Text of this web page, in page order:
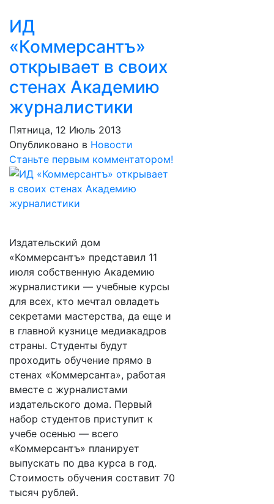
ИД
«Коммерсантъ»
открывает в своих
стенах Академию
журналистики
Пятница, 12 Июль 2013
Опубликовано в Новости
Станьте первым комментатором!
Издательский дом
«Коммерсантъ» представил 11
июля собственную Академию
журналистики — учебные курсы
для всех, кто мечтал овладеть
секретами мастерства, да еще и
в главной кузнице медиакадров
страны. Студенты будут
проходить обучение прямо в
стенах «Коммерсанта», работая
вместе с журналистами
издательского дома. Первый
набор студентов приступит к
учебе осенью — всего
«Коммерсантъ» планирует
выпускать по два курса в год.
Стоимость обучения составит 70
тысяч рублей.